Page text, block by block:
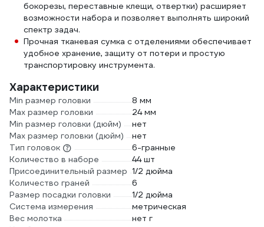
бокорезы, переставные клещи, отвертки) расширяет
возможности набора и позволяет выполнять широкий
спектр задач.
Прочная тканевая сумка с отделениями обеспечивает
удобное хранение, защиту от потери и простую
транспортировку инструмента.
Характеристики
Min размер головки
8 мм
Max размер головки
24 мм
Min размер головки (дюйм)
нет
Max размер головки (дюйм)
нет
Тип головок
6-гранные
Количество в наборе
44 шт
Присоединительный размер 1/2 дюйма
Количество граней
6
Размер посадки головки
1/2 дюйма
Система измерения
метрическая
Вес молотка
нет г